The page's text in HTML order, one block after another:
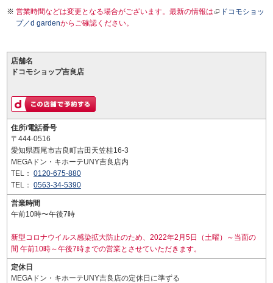
営業時間などは変更となる場合がございます。最新の情報は
ドコモショッ
プ／d gardenからご確認ください。
店舗名
ドコモショップ吉良店
住所/電話番号
〒444-0516
愛知県西尾市吉良町吉田天笠桂16-3
MEGAドン・キホーテUNY吉良店内
TEL： 0120-675-880
TEL： 0563-34-5390
営業時間
午前10時〜午後7時
新型コロナウイルス感染拡大防止のため、2022年2月5日（土曜）～当面の
間 午前10時～午後7時までの営業とさせていただきます。
定休日
MEGAドン・キホーテUNY吉良店の定休日に準ずる